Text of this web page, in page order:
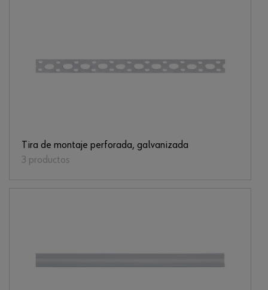
Tira de montaje perforada, galvanizada
3 productos